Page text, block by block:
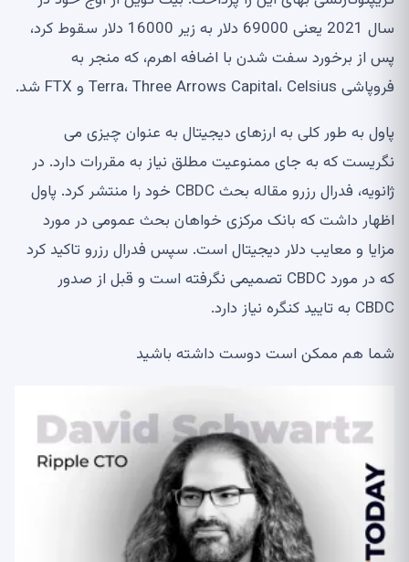
سال 2021 یعنی 69000 دلار به زیر 16000 دلار سقوط کرد،
پس از برخورد سفت شدن با اضافه اهرم، که منجر به
فروپاشی Terra، Three Arrows Capital، Celsius و FTX شد.
پاول به طور کلی به ارزهای دیجیتال به عنوان چیزی می
نگریست که به جای ممنوعیت مطلق نیاز به مقررات دارد. در
ژانویه، فدرال رزرو مقاله بحث CBDC خود را منتشر کرد. پاول
اظهار داشت که بانک مرکزی خواهان بحث عمومی در مورد
مزایا و معایب دلار دیجیتال است. سپس فدرال رزرو تاکید کرد
که در مورد CBDC تصمیمی نگرفته است و قبل از صدور
CBDC به تایید کنگره نیاز دارد.
شما هم ممکن است دوست داشته باشید